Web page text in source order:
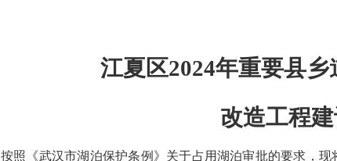
江夏区2024年重要县乡
改造工程
按照《武汉市湖泊保护条例》关于占用湖泊审批的要求，